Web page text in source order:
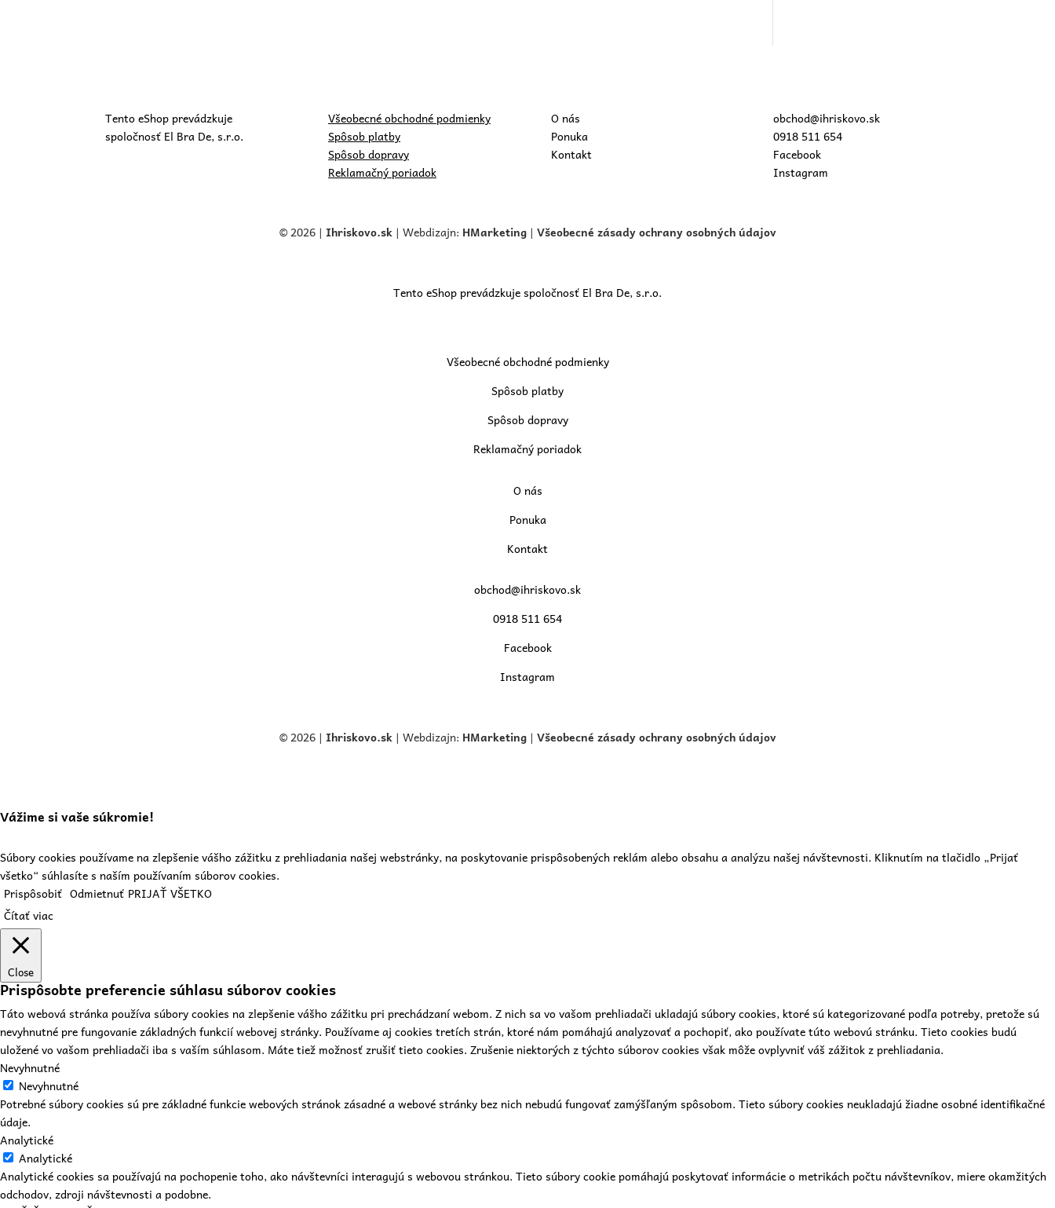
Tento eShop prevádzkuje
spoločnosť El Bra De, s.r.o.
Všeobecné obchodné podmienky
Spôsob platby
Spôsob dopravy
Reklamačný poriadok
O nás
Ponuka
Kontakt
obchod@ihriskovo.sk
0918 511 654
Facebook
Instagram
© 2026 | Ihriskovo.sk| Webdizajn: HMarketing | Všeobecné zásady ochrany osobných údajov
Tento eShop prevádzkuje spoločnosť El Bra De, s.r.o.
Všeobecné obchodné podmienky
Spôsob platby
Spôsob dopravy
Reklamačný poriadok
O nás
Ponuka
Kontakt
obchod@ihriskovo.sk
0918 511 654
Facebook
Instagram
© 2026 | Ihriskovo.sk| Webdizajn: HMarketing | Všeobecné zásady ochrany osobných údajov
Vážime si vaše súkromie!
Súbory cookies používame na zlepšenie vášho zážitku z prehliadania našej webstránky, na poskytovanie prispôsobených reklám alebo obsahu a analýzu našej návštevnosti. Kliknutím na tlačidlo „Prijať
všetko“ súhlasíte s naším používaním súborov cookies.
Prispôsobiť Odmietnuť PRIJAŤ VŠETKO
Čítať viac
Close
Prispôsobte preferencie súhlasu súborov cookies
Táto webová stránka používa súbory cookies na zlepšenie vášho zážitku pri prechádzaní webom. Z nich sa vo vašom prehliadači ukladajú súbory cookies, ktoré sú kategorizované podľa potreby, pretože sú
nevyhnutné pre fungovanie základných funkcií webovej stránky. Používame aj cookies tretích strán, ktoré nám pomáhajú analyzovať a pochopiť, ako používate túto webovú stránku. Tieto cookies budú
uložené vo vašom prehliadači iba s vaším súhlasom. Máte tiež možnosť zrušiť tieto cookies. Zrušenie niektorých z týchto súborov cookies však môže ovplyvniť váš zážitok z prehliadania.
Nevyhnutné
Nevyhnutné
Potrebné súbory cookies sú pre základné funkcie webových stránok zásadné a webové stránky bez nich nebudú fungovať zamýšľaným spôsobom. Tieto súbory cookies neukladajú žiadne osobné identifikačné
údaje.
Analytické
Analytické
Analytické cookies sa používajú na pochopenie toho, ako návštevníci interagujú s webovou stránkou. Tieto súbory cookie pomáhajú poskytovať informácie o metrikách počtu návštevníkov, miere okamžitých
odchodov, zdroji návštevnosti a podobne.